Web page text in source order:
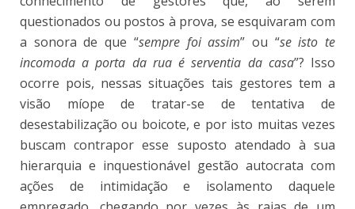
questionados ou postos à prova, se esquivaram com
a sonora de que “sempre foi assim” ou “se isto te
incomoda a porta da rua é serventia da casa”? Isso
ocorre pois, nessas situações tais gestores tem a
visão míope de tratar-se de tentativa de
desestabilização ou boicote, e por isto muitas vezes
buscam contrapor esse suposto atendado à sua
hierarquia e inquestionável gestão autocrata com
ações de intimidação e isolamento daquele